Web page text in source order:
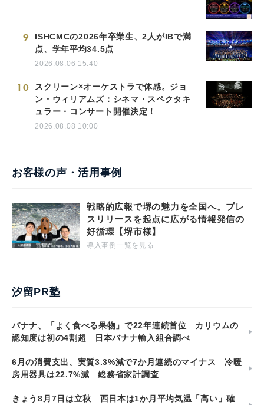
9
ISHCMCの2026年卒業生、2人がIBで満
点、学年平均34.5点
2026.08.06 15:40
10
スクリーン×オーケストラで体感。ジョ
ン・ウィリアムズ：シネマ・スペクタキ
ュラー・コンサート開催決定！
2026.08.08 10:00
お客様の声・活用事例
戦略的広報で堺の魅力を全国へ。プレ
スリリースを起点に広がる情報発信の
好循環【堺市様】
導入事例一覧を見る
汐留PR塾
バナナ、「よく食べる果物」で22年連続首位 カリウムの
認知度は初の4割超 日本バナナ輸入組合調べ
6月の消費支出、実質3.3%減で7か月連続のマイナス 冷暖
房用器具は22.7%減 総務省家計調査
きょう8月7日は立秋 西日本は1か月平均気温「高い」確